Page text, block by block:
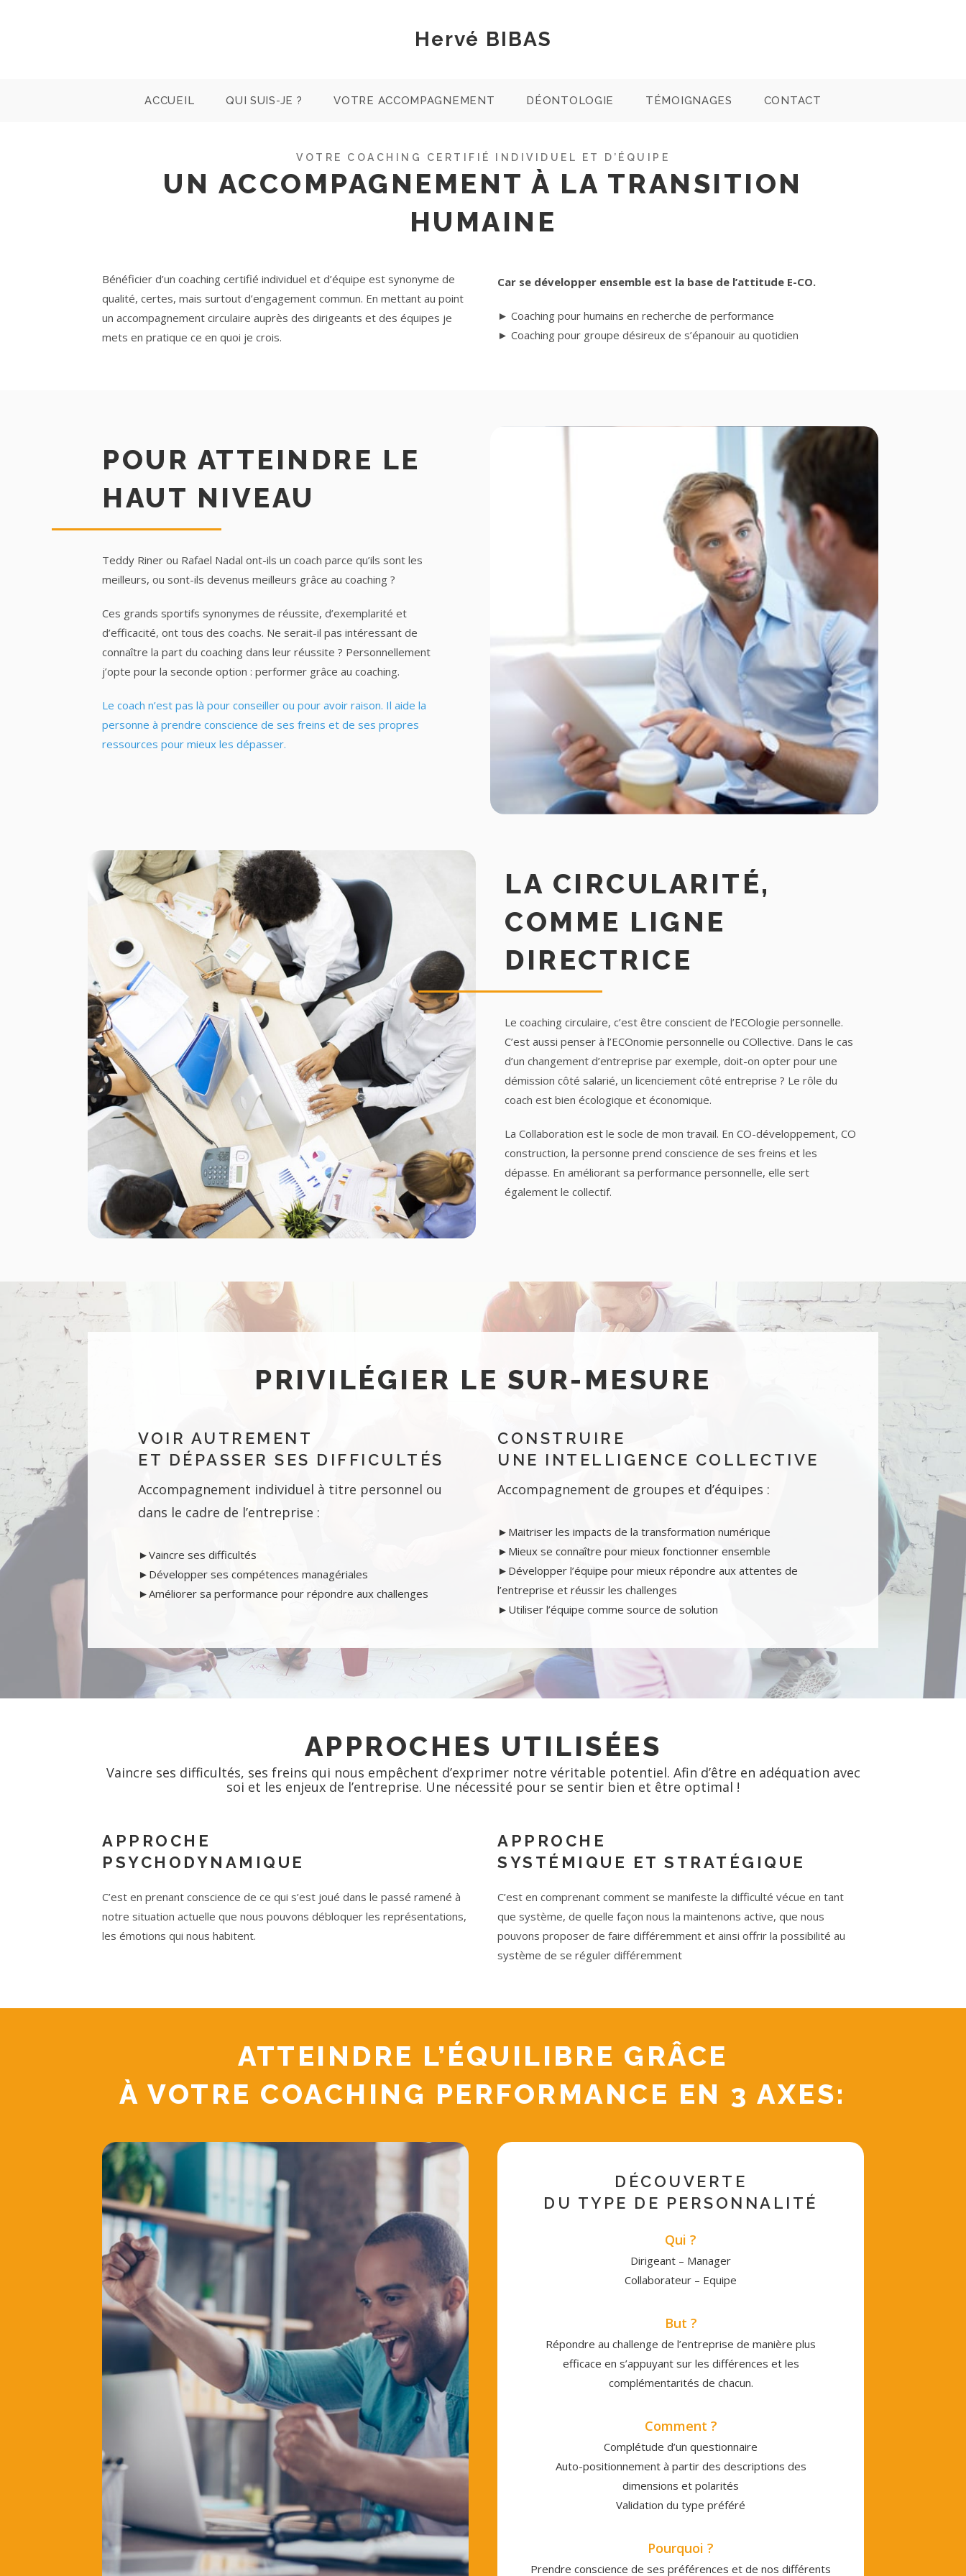
Hervé BIBAS
ACCUEIL QUI SUIS-JE ? VOTRE ACCOMPAGNEMENT DÉONTOLOGIE TÉMOIGNAGES CONTACT
VOTRE COACHING CERTIFIÉ INDIVIDUEL ET D’ÉQUIPE
UN ACCOMPAGNEMENT À LA TRANSITION
HUMAINE
Bénéficier d’un coaching certifié individuel et d’équipe est synonyme de
qualité, certes, mais surtout d’engagement commun. En mettant au point
un accompagnement circulaire auprès des dirigeants et des équipes je
mets en pratique ce en quoi je crois.
Car se développer ensemble est la base de l’attitude E-CO.
► Coaching pour humains en recherche de performance
► Coaching pour groupe désireux de s’épanouir au quotidien
POUR ATTEINDRE LE
HAUT NIVEAU
Teddy Riner ou Rafael Nadal ont-ils un coach parce qu’ils sont les
meilleurs, ou sont-ils devenus meilleurs grâce au coaching ?
Ces grands sportifs synonymes de réussite, d’exemplarité et
d’efficacité, ont tous des coachs. Ne serait-il pas intéressant de
connaître la part du coaching dans leur réussite ? Personnellement
j’opte pour la seconde option : performer grâce au coaching.
Le coach n’est pas là pour conseiller ou pour avoir raison. Il aide la
personne à prendre conscience de ses freins et de ses propres
ressources pour mieux les dépasser.
LA CIRCULARITÉ,
COMME LIGNE
DIRECTRICE
Le coaching circulaire, c’est être conscient de l’ECOlogie personnelle.
C’est aussi penser à l’ECOnomie personnelle ou COllective. Dans le cas
d’un changement d’entreprise par exemple, doit-on opter pour une
démission côté salarié, un licenciement côté entreprise ? Le rôle du
coach est bien écologique et économique.
La Collaboration est le socle de mon travail. En CO-développement, CO
construction, la personne prend conscience de ses freins et les
dépasse. En améliorant sa performance personnelle, elle sert
également le collectif.
PRIVILÉGIER LE SUR-MESURE
VOIR AUTREMENT
ET DÉPASSER SES DIFFICULTÉS
Accompagnement individuel à titre personnel ou
dans le cadre de l’entreprise :
►Vaincre ses difficultés
►Développer ses compétences managériales
►Améliorer sa performance pour répondre aux challenges
CONSTRUIRE
UNE INTELLIGENCE COLLECTIVE
Accompagnement de groupes et d’équipes :
►Maitriser les impacts de la transformation numérique
►Mieux se connaître pour mieux fonctionner ensemble
►Développer l’équipe pour mieux répondre aux attentes de
l’entreprise et réussir les challenges
►Utiliser l’équipe comme source de solution
APPROCHES UTILISÉES
Vaincre ses difficultés, ses freins qui nous empêchent d’exprimer notre véritable potentiel. Afin d’être en adéquation avec
soi et les enjeux de l’entreprise. Une nécessité pour se sentir bien et être optimal !
APPROCHE
PSYCHODYNAMIQUE
C’est en prenant conscience de ce qui s’est joué dans le passé ramené à
notre situation actuelle que nous pouvons débloquer les représentations,
les émotions qui nous habitent.
APPROCHE
SYSTÉMIQUE ET STRATÉGIQUE
C’est en comprenant comment se manifeste la difficulté vécue en tant
que système, de quelle façon nous la maintenons active, que nous
pouvons proposer de faire différemment et ainsi offrir la possibilité au
système de se réguler différemment
ATTEINDRE L’ÉQUILIBRE GRÂCE
À VOTRE COACHING PERFORMANCE EN 3 AXES:
DÉCOUVERTE
DU TYPE DE PERSONNALITÉ
Qui ?
Dirigeant – Manager
Collaborateur – Equipe
But ?
Répondre au challenge de l’entreprise de manière plus
efficace en s’appuyant sur les différences et les
complémentarités de chacun.
Comment ?
Complétude d’un questionnaire
Auto-positionnement à partir des descriptions des
dimensions et polarités
Validation du type préféré
Pourquoi ?
Prendre conscience de ses préférences et de nos différents